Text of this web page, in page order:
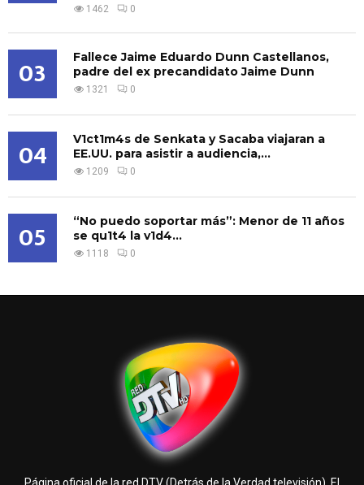
1462 0
03
Fallece Jaime Eduardo Dunn Castellanos,
padre del ex precandidato Jaime Dunn
1321 0
04
V1ct1m4s de Senkata y Sacaba viajaran a
EE.UU. para asistir a audiencia,...
1209 0
05
“No puedo soportar más”: Menor de 11 años
se qu1t4 la v1d4...
1118 0